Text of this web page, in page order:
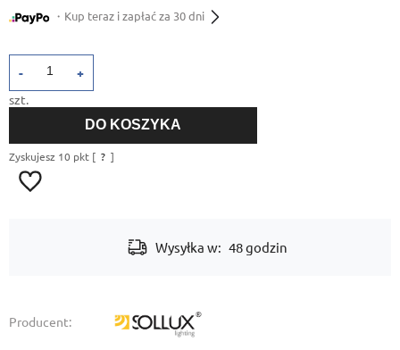
・Kup teraz i zapłać za 30 dni
+
-
szt.
DO KOSZYKA
Zyskujesz 10 pkt [ ? ]
Wysyłka w: 48 godzin
Producent: